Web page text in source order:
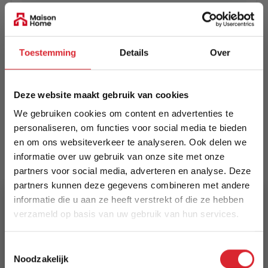
Toestemming Details Over
Deze website maakt gebruik van cookies
We gebruiken cookies om content en advertenties te
personaliseren, om functies voor social media te bieden
en om ons websiteverkeer te analyseren. Ook delen we
informatie over uw gebruik van onze site met onze
partners voor social media, adverteren en analyse. Deze
partners kunnen deze gegevens combineren met andere
informatie die u aan ze heeft verstrekt of die ze hebben
verzameld op basis van uw gebruik van hun services.
Noodzakelijk
EAN
5420073377871
Prijs
€ 189,00
Levertijd
Informeer naar de actuele levertijd
Kleur
9358
Maat
80 x 150 cm
Lengte